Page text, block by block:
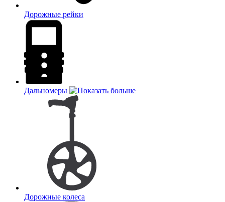
Дорожные рейки
Дальномеры
Дорожные колеса